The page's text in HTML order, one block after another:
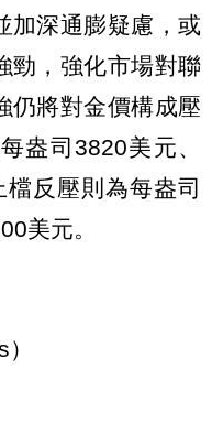
加深通膨疑慮，或
勁，強化市場對聯
仍將對金價構成壓
盎司3820美元、
反壓則為每盎司
美元。